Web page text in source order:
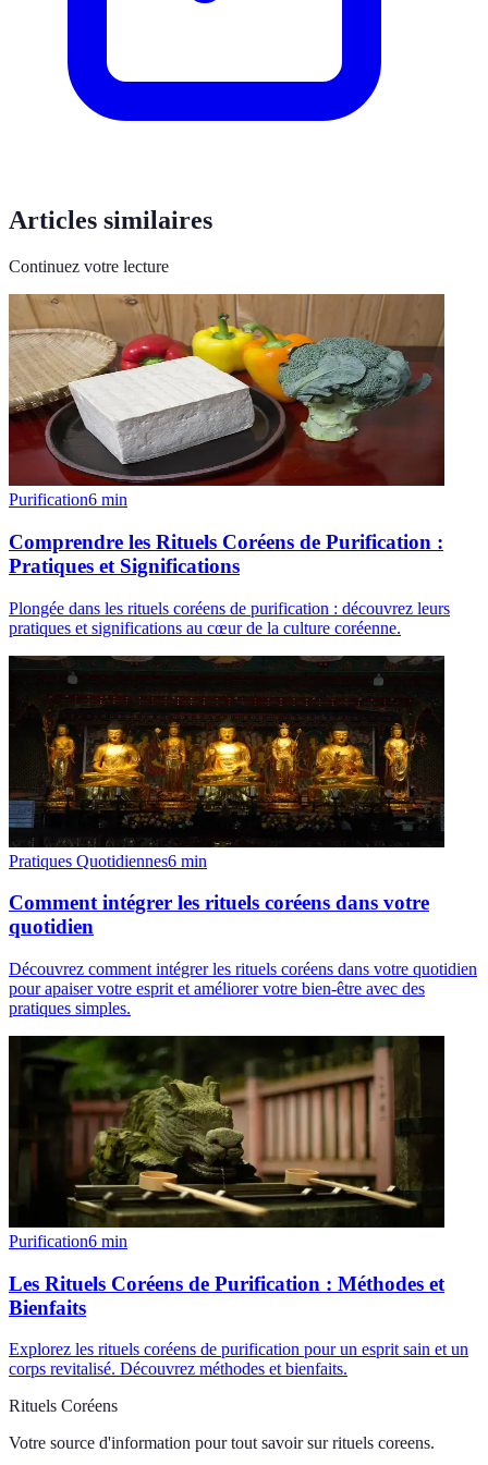
Articles similaires
Continuez votre lecture
Purification6 min
Comprendre les Rituels Coréens de Purification :
Pratiques et Significations
Plongée dans les rituels coréens de purification : découvrez leurs
pratiques et significations au cœur de la culture coréenne.
Pratiques Quotidiennes6 min
Comment intégrer les rituels coréens dans votre
quotidien
Découvrez comment intégrer les rituels coréens dans votre quotidien
pour apaiser votre esprit et améliorer votre bien-être avec des
pratiques simples.
Purification6 min
Les Rituels Coréens de Purification : Méthodes et
Bienfaits
Explorez les rituels coréens de purification pour un esprit sain et un
corps revitalisé. Découvrez méthodes et bienfaits.
Rituels Coréens
Votre source d'information pour tout savoir sur rituels coreens.